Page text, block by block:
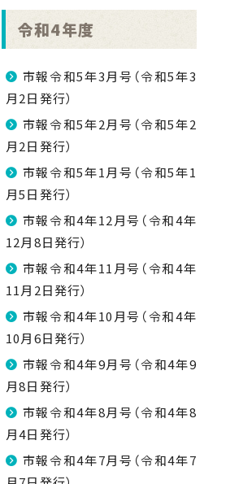
令和4年度
市報令和5年3月号（令和5年3
月2日発行）
市報令和5年2月号（令和5年2
月2日発行）
市報令和5年1月号（令和5年1
月5日発行）
市報令和4年12月号（令和4年
12月8日発行）
市報令和4年11月号（令和4年
11月2日発行）
市報令和4年10月号（令和4年
10月6日発行）
市報令和4年9月号（令和4年9
月8日発行）
市報令和4年8月号（令和4年8
月4日発行）
市報令和4年7月号（令和4年7